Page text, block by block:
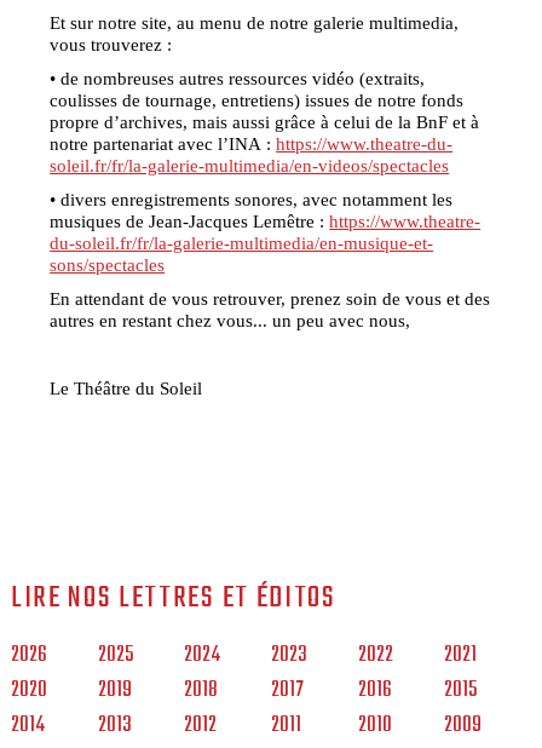
Et sur notre site, au menu de notre galerie multimedia,
vous trouverez :
• de nombreuses autres ressources vidéo (extraits,
coulisses de tournage, entretiens) issues de notre fonds
propre d’archives, mais aussi grâce à celui de la BnF et à
notre partenariat avec l’INA :https://www.theatre-du-
soleil.fr/fr/la-galerie-multimedia/en-videos/spectacles
• divers enregistrements sonores, avec notamment les
musiques de Jean-Jacques Lemêtre :https://www.theatre-
du-soleil.fr/fr/la-galerie-multimedia/en-musique-et-
sons/spectacles
En attendant de vous retrouver, prenez soin de vous et des
autres en restant chez vous... un peu avec nous,
Le Théâtre du Soleil
LIRE NOS LETTRES ET ÉDITOS
2026 2025 2024 2023 2022
2021
2020
2019 2018 2017 2016
2015
2014
2013 2012 2011 2010
2009